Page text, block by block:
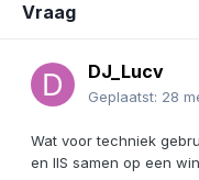
Vraag
DJ_Lucv
Geplaatst: 28
Wat voor techniek
en IIS samen op een